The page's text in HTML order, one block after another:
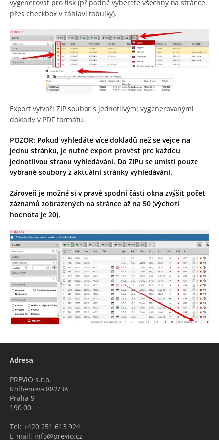
vygenerovat pro tisk (případně vyberete všechny na stránce
přes checkbox v záhlaví tabulky).
Export vytvoří ZIP soubor s jednotlivými vygenerovanými
doklady v PDF formátu.
POZOR: Pokud vyhledáte více dokladů než se vejde na
jednu stránku, je nutné export provést pro každou
jednotlivou stranu vyhledávání. Do ZIPu se umístí pouze
vybrané soubory z aktuální stránky vyhledávání.
Zároveň je možné si v pravé spodní části okna zvýšit počet
záznamů zobrazených na stránce až na 50 (výchozí
hodnota je 20).
Adresa
PREVIO s.r.o.
Kolbenova 882/3A
Praha 9
190 00
Tel: +420 251 613 924
E-mail: info@previo.cz